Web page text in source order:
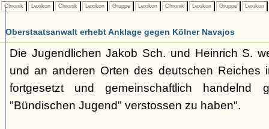
Chronik Lexikon Chronik Lexikon Gruppe Lexikon Chronik Lexikon Gruppe Lexikon
Oberstaatsanwalt erhebt Anklage gegen Kölner Navajos
Die Jugendlichen Jakob Sch. und Heinrich S.
und an anderen Orten des deutschen Reiches
fortgesetzt und gemeinschaftlich handelnd
"Bündischen Jugend" verstossen zu haben".